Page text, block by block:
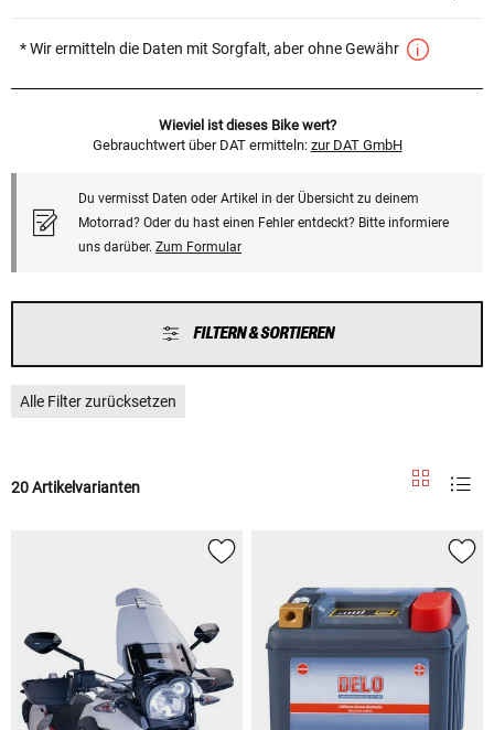
* Wir ermitteln die Daten mit Sorgfalt, aber ohne Gewähr
Wieviel ist dieses Bike wert?
Gebrauchtwert über DAT ermitteln: zur DAT GmbH
Du vermisst Daten oder Artikel in der Übersicht zu deinem
Motorrad? Oder du hast einen Fehler entdeckt? Bitte informiere
uns darüber. Zum Formular
FILTERN & SORTIEREN
Alle Filter zurücksetzen
20 Artikelvarianten